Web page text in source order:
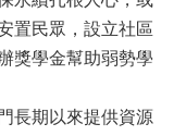
置民眾，設立社區
獎學金幫助弱勢學
長期以來提供資源